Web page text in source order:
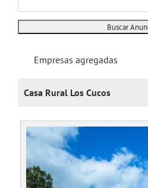
Empresas agregadas
Casa Rural Los Cucos